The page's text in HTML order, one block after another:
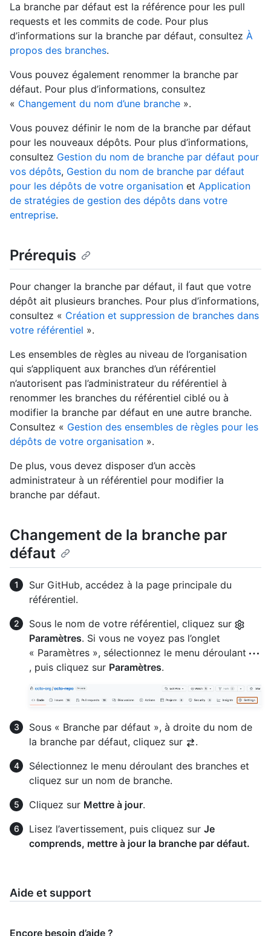
La branche par défaut est la référence pour les pull
requests et les commits de code. Pour plus
d’informations sur la branche par défaut, consultez À
propos des branches.
Vous pouvez également renommer la branche par
défaut. Pour plus d’informations, consultez
« Changement du nom d’une branche ».
Vous pouvez définir le nom de la branche par défaut
pour les nouveaux dépôts. Pour plus d’informations,
consultez Gestion du nom de branche par défaut pour
vos dépôts, Gestion du nom de branche par défaut
pour les dépôts de votre organisation et Application
de stratégies de gestion des dépôts dans votre
entreprise.
Prérequis
Pour changer la branche par défaut, il faut que votre
dépôt ait plusieurs branches. Pour plus d’informations,
consultez « Création et suppression de branches dans
votre référentiel ».
Les ensembles de règles au niveau de l’organisation
qui s’appliquent aux branches d’un référentiel
n’autorisent pas l’administrateur du référentiel à
renommer les branches du référentiel ciblé ou à
modifier la branche par défaut en une autre branche.
Consultez « Gestion des ensembles de règles pour les
dépôts de votre organisation ».
De plus, vous devez disposer d’un accès
administrateur à un référentiel pour modifier la
branche par défaut.
Changement de la branche par
défaut
Sur GitHub, accédez à la page principale du
référentiel.
Sous le nom de votre référentiel, cliquez sur
Paramètres. Si vous ne voyez pas l’onglet
« Paramètres », sélectionnez le menu déroulant
, puis cliquez sur Paramètres.
Sous « Branche par défaut », à droite du nom de
la branche par défaut, cliquez sur
.
Sélectionnez le menu déroulant des branches et
cliquez sur un nom de branche.
Cliquez sur Mettre à jour.
Lisez l’avertissement, puis cliquez sur Je
comprends, mettre à jour la branche par défaut.
Aide et support
Encore besoin d’aide ?